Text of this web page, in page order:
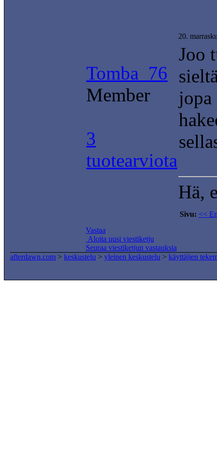
Tomba_76
Member
3
tuotearviota
20.
Joo
jopa
Hä,
Sivu: <<
Vastaa
Aloita uusi viestiketju
Seuraa viestiketjun vastauksia
afterdawn.com > keskustelu > yleinen keskustelu > käyttäjien